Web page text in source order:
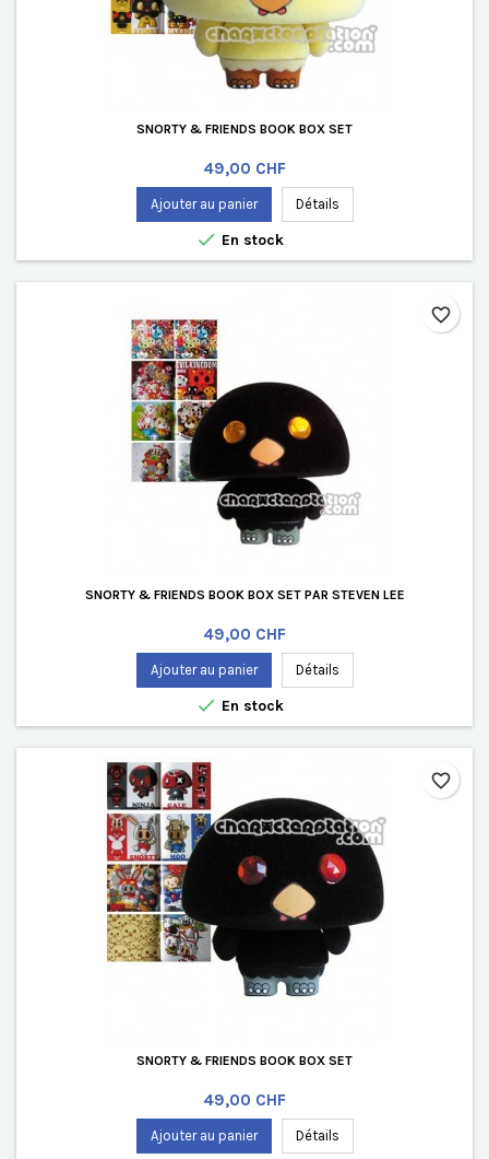
SNORTY & FRIENDS BOOK BOX SET
Prix
49,00 CHF
Ajouter au panier Détails
 En stock
SNORTY & FRIENDS BOOK BOX SET PAR STEVEN LEE
Prix
49,00 CHF
Ajouter au panier Détails
 En stock
favorite_border
SNORTY & FRIENDS BOOK BOX SET
Prix
49,00 CHF
Ajouter au panier Détails
favorite_border